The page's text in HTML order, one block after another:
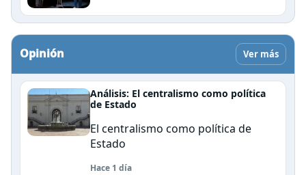
Opinión Ver más
Análisis: El centralismo como política
de Estado
El centralismo como política de
Estado
Hace 1 día